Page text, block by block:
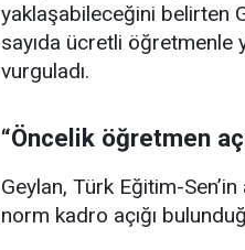
yaklaşabileceğini belirten
sayıda ücretli
vurguladı.
“Öncelik öğretmen
Geylan, Türk Eğitim-
norm kadro açığı